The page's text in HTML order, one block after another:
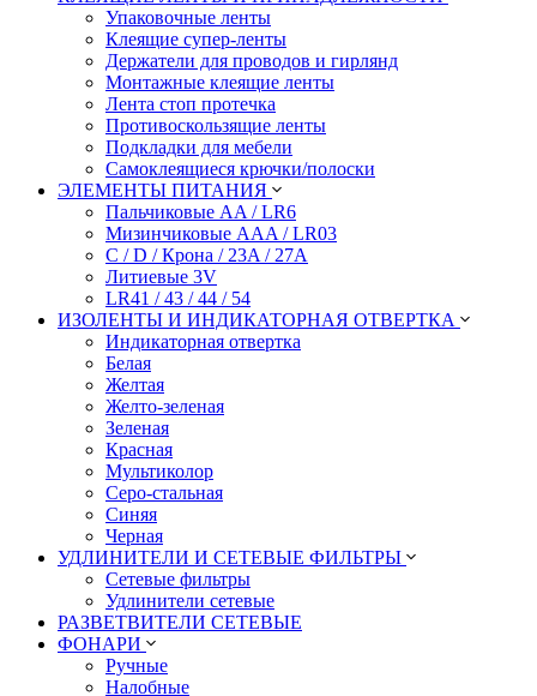
Упаковочные ленты
Клеящие супер-ленты
Держатели для проводов и гирлянд
Монтажные клеящие ленты
Лента стоп протечка
Противоскользящие ленты
Подкладки для мебели
Самоклеящиеся крючки/полоски
ЭЛЕМЕНТЫ ПИТАНИЯ
Пальчиковые AA / LR6
Мизинчиковые AAA / LR03
C / D / Крона / 23A / 27A
Литиевые 3V
LR41 / 43 / 44 / 54
ИЗОЛЕНТЫ И ИНДИКАТОРНАЯ ОТВЕРТКА
Индикаторная отвертка
Белая
Желтая
Желто-зеленая
Зеленая
Красная
Мультиколор
Серо-стальная
Синяя
Черная
УДЛИНИТЕЛИ И СЕТЕВЫЕ ФИЛЬТРЫ
Сетевые фильтры
Удлинители сетевые
РАЗВЕТВИТЕЛИ СЕТЕВЫЕ
ФОНАРИ
Ручные
Налобные